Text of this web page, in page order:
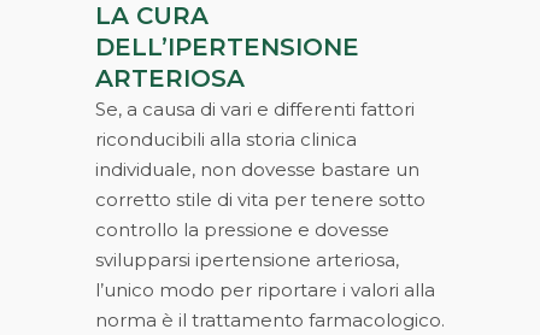
LA CURA
DELL’IPERTENSIONE
ARTERIOSA
Se, a causa di vari e differenti fattori
riconducibili alla storia clinica
individuale, non dovesse bastare un
corretto stile di vita per tenere sotto
controllo la pressione e dovesse
svilupparsi ipertensione arteriosa,
l’unico modo per riportare i valori alla
norma è il trattamento farmacologico.